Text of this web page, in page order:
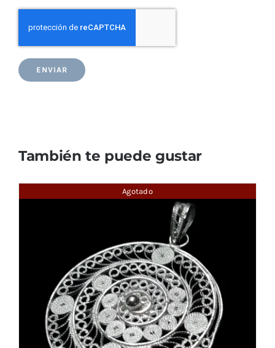
También te puede gustar
Agotado